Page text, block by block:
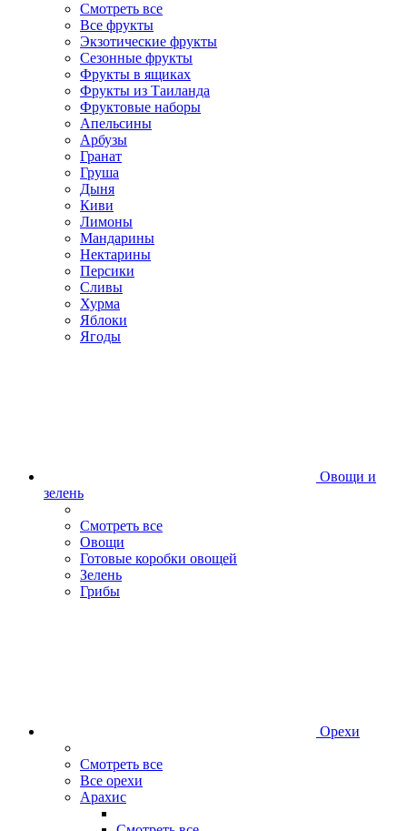
Смотреть все
Все фрукты
Экзотические фрукты
Сезонные фрукты
Фрукты в ящиках
Фрукты из Таиланда
Фруктовые наборы
Апельсины
Арбузы
Гранат
Груша
Дыня
Киви
Лимоны
Мандарины
Нектарины
Персики
Сливы
Хурма
Яблоки
Ягоды
Овощи и
зелень
Смотреть все
Овощи
Готовые коробки овощей
Зелень
Грибы
Орехи
Смотреть все
Все орехи
Арахис